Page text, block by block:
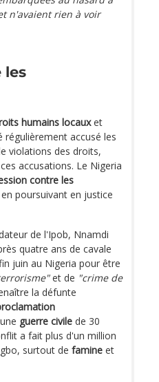
n'avaient rien à voir
les
humains locauxet
accusé les
violations des droits,
accusations. Le Nigeria
contre les
poursuivant en justice
de l'Ipob, Nnamdi
quatre ans de cavale
juin au Nigeria pour être
et de "crime de
la défunte
guerre civile de 30
a fait plus d'un million
surtout de famine et